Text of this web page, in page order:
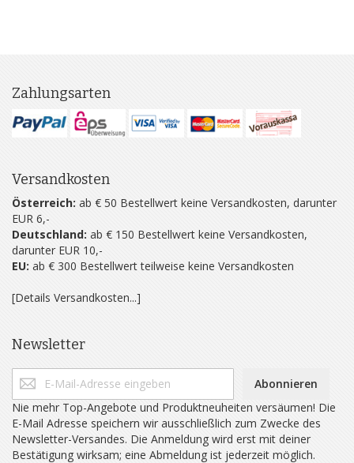
Zahlungsarten
Versandkosten
Österreich: ab € 50 Bestellwert keine Versandkosten, darunter
EUR 6,-
Deutschland: ab € 150 Bestellwert keine Versandkosten,
darunter EUR 10,-
EU: ab € 300 Bestellwert teilweise keine Versandkosten
[Details Versandkosten...]
Newsletter
Abonnieren
Nie mehr Top-Angebote und Produktneuheiten versäumen! Die
E-Mail Adresse speichern wir ausschließlich zum Zwecke des
Newsletter-Versandes. Die Anmeldung wird erst mit deiner
Bestätigung wirksam; eine Abmeldung ist jederzeit möglich.